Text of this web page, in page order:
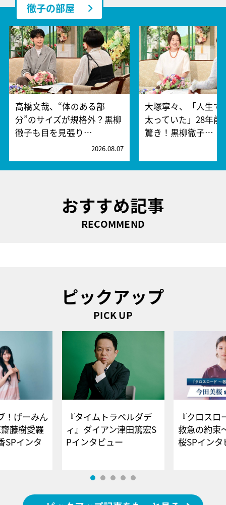
徹子の部屋
高橋文哉、“体のある部
分”のサイズが規格外？黒柳
徹子も目を見張り…
2026.08.07
大塚寧々、「人生で
太っていた」28年前
驚き！黒柳徹子…
おすすめ記事
RECOMMEND
ピックアップ
PICK UP
！げーみん
藤樹愛羅
SPインタ
『タイムトラベルダデ
ィ』ダイアン津田篤宏S
Pインタビュー
『クロス
救急の約束
桜SPイ